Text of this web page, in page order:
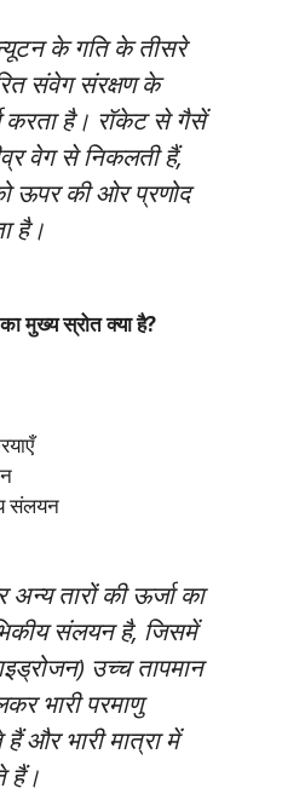
के गति के तीसरे
संवेग संरक्षण के
करता है। रॉकेट से गैसें
वेग से निकलती हैं,
ऊपर की ओर प्रणोद
है।
मुख्य स्रोत क्या है?
संलयन
तारों की ऊर्जा का
संलयन है, जिसमें
उच्च तापमान
भारी परमाणु
और भारी मात्रा में
हैं।